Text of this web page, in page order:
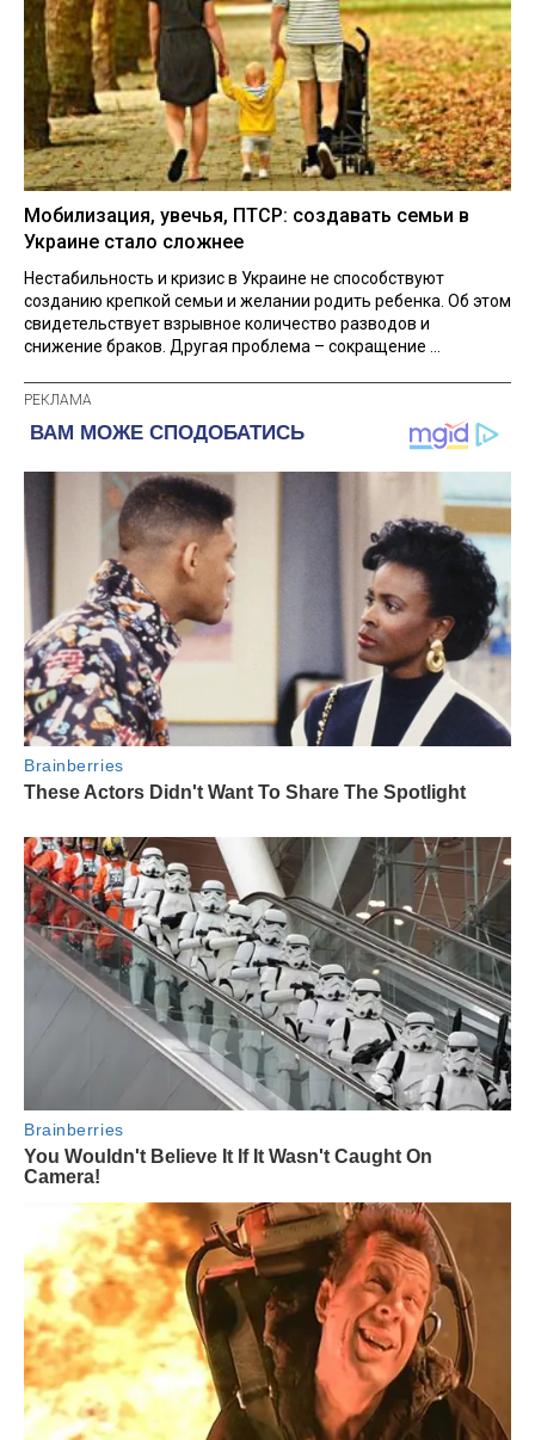
Мобилизация, увечья, ПТСР: создавать семьи в
Украине стало сложнее
Нестабильность и кризис в Украине не способствуют
созданию крепкой семьи и желании родить ребенка. Об этом
свидетельствует взрывное количество разводов и
снижение браков. Другая проблема – сокращение ...